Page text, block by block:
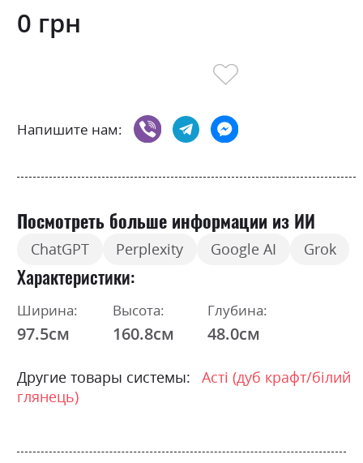
0 грн
Напишите нам:
Посмотреть больше информации из ИИ
ChatGPT Perplexity Google AI Grok
Характеристики
Ширина:
97.5см
Высота:
160.8см
Глубина:
48.0см
Другие товары системы:
Асті (дуб крафт/білий
глянець)